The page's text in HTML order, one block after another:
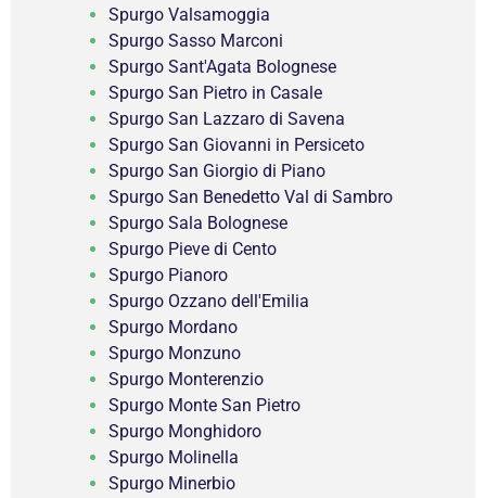
Spurgo Valsamoggia
Spurgo Sasso Marconi
Spurgo Sant'Agata Bolognese
Spurgo San Pietro in Casale
Spurgo San Lazzaro di Savena
Spurgo San Giovanni in Persiceto
Spurgo San Giorgio di Piano
Spurgo San Benedetto Val di Sambro
Spurgo Sala Bolognese
Spurgo Pieve di Cento
Spurgo Pianoro
Spurgo Ozzano dell'Emilia
Spurgo Mordano
Spurgo Monzuno
Spurgo Monterenzio
Spurgo Monte San Pietro
Spurgo Monghidoro
Spurgo Molinella
Spurgo Minerbio